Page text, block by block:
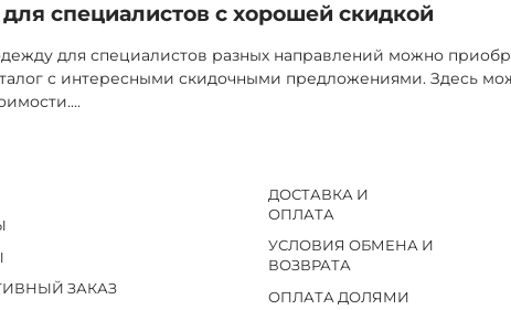
специалистов с хорошей скидкой
для специалистов разных направлений можно
с интересными скидочными предложениями. Здесь
...
ЗАКАЗ
ДОСТАВКА И
ОПЛАТА
УСЛОВИЯ ОБМЕНА И
ВОЗВРАТА
ОПЛАТА ДОЛЯМИ